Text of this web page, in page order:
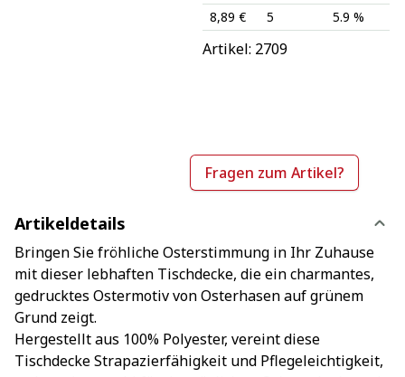
8,89 €
5 5.9 %
Artikel: 2709
Fragen zum Artikel?
Artikeldetails
Bringen Sie fröhliche Osterstimmung in Ihr Zuhause
mit dieser lebhaften Tischdecke, die ein charmantes,
gedrucktes Ostermotiv von Osterhasen auf grünem
Grund zeigt.
Hergestellt aus 100% Polyester, vereint diese
Tischdecke Strapazierfähigkeit und Pflegeleichtigkeit,